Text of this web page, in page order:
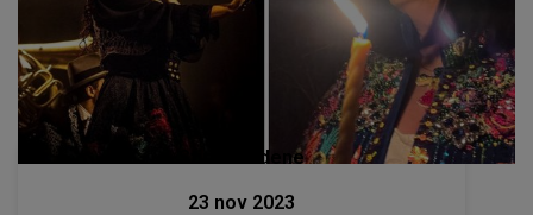
Stiri mondene
23 nov 2023